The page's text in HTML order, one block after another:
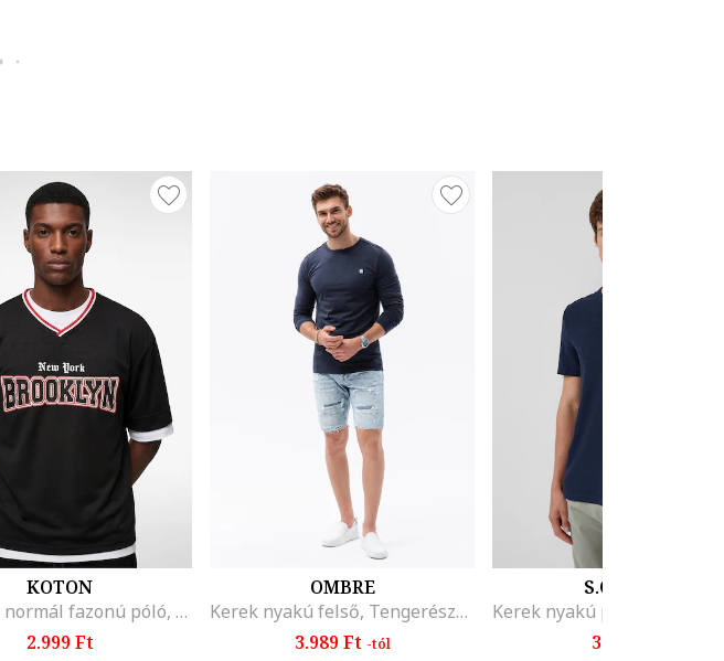
KOTON
Feliratos normál fazonú póló, Fekete
2.999 Ft
OMBRE
Kerek nyakú felső, Tengerészkék
3.989 Ft -tól
S.OLIVER
3.899 Ft